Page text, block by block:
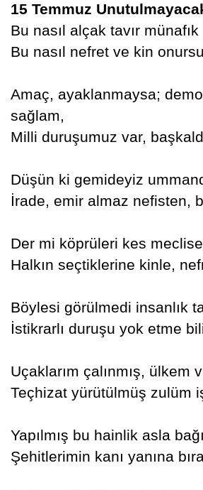
15 Temmuz
Bu nasıl alçak tavır
Bu nasıl nefret ve kin
Amaç, ayaklanmaysa;
sağlam,
Milli duruşumuz var,
Düşün ki gemideyiz
İrade, emir almaz nefisten,
Der mi köprüleri kes
Halkın seçtiklerine kinle,
Böylesi görülmedi insanlık
İstikrarlı duruşu yok etme
Uçaklarım çalınmış, ülkem
Teçhizat yürütülmüş zulüm
Yapılmış bu hainlik asla
Şehitlerimin kanı yanına